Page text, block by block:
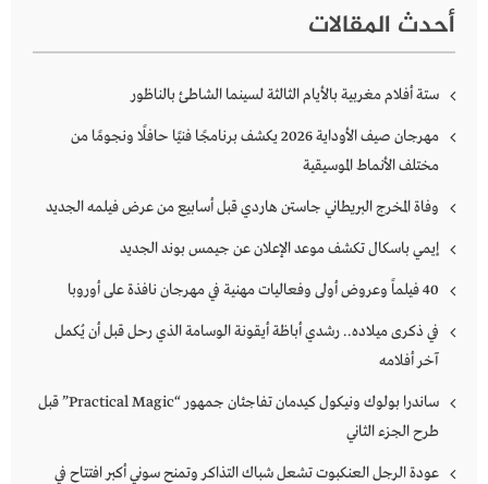
أحدث المقالات
ستة أفلام مغربية بالأيام الثالثة لسينما الشاطئ بالناظور
مهرجان صيف الأوداية 2026 يكشف برنامجًا فنيًا حافلًا ونجومًا من
مختلف الأنماط الموسيقية
وفاة المخرج البريطاني جاستن هاردي قبل أسابيع من عرض فيلمه الجديد
إيمي باسكال تكشف موعد الإعلان عن جيمس بوند الجديد
40 فيلماً وعروض أولى وفعاليات مهنية في مهرجان نافذة على أوروبا
في ذكرى ميلاده.. رشدي أباظة أيقونة الوسامة الذي رحل قبل أن يُكمل
آخر أفلامه
ساندرا بولوك ونيكول كيدمان تفاجئان جمهور “Practical Magic” قبل
طرح الجزء الثاني
عودة الرجل العنكبوت تشعل شباك التذاكر وتمنح سوني أكبر افتتاح في